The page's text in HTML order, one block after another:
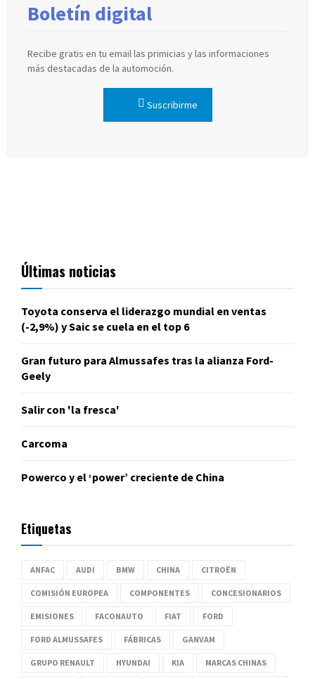
Boletín digital
Recibe gratis en tu email las primicias y las informaciones
más destacadas de la automoción.
Suscribirme
Últimas noticias
Toyota conserva el liderazgo mundial en ventas
(-2,9%) y Saic se cuela en el top 6
Gran futuro para Almussafes tras la alianza Ford-
Geely
Salir con 'la fresca'
Carcoma
Powerco y el ‘power’ creciente de China
Etiquetas
ANFAC AUDI BMW CHINA CITROËN
COMISIÓN EUROPEA COMPONENTES CONCESIONARIOS
EMISIONES FACONAUTO FIAT FORD
FORD ALMUSSAFES FÁBRICAS GANVAM
GRUPO RENAULT HYUNDAI KIA MARCAS CHINAS